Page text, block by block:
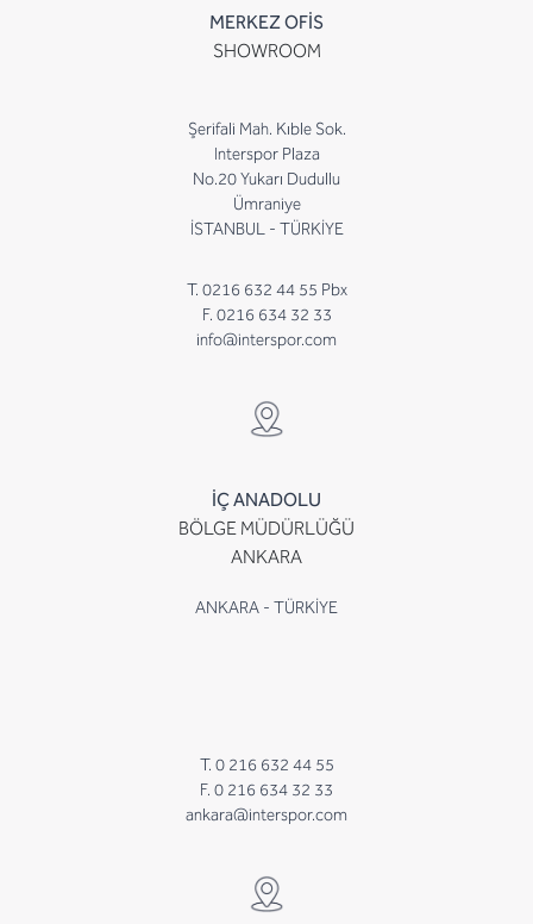
MERKEZ OFİS
SHOWROOM
Şerifali Mah. Kıble Sok.
Interspor Plaza
No.20 Yukarı Dudullu
Ümraniye
İSTANBUL - TÜRKİYE
T. 0216 632 44 55 Pbx
F. 0216 634 32 33
info@interspor.com
İÇ ANADOLU
BÖLGE MÜDÜRLÜĞÜ
ANKARA
ANKARA - TÜRKİYE
T. 0 216 632 44 55
F. 0 216 634 32 33
ankara@interspor.com